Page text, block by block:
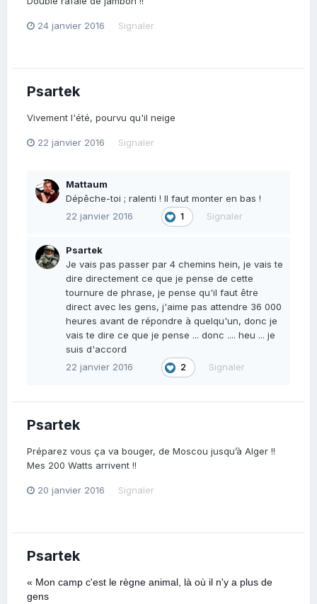
24 janvier 2016 Signaler
Psartek
Vivement l'été, pourvu qu'il neige
22 janvier 2016 Signaler
Mattaum
Dépêche-toi ; ralenti ! Il faut monter en bas !
22 janvier 2016
1 Signaler
Psartek
Je vais pas passer par 4 chemins hein, je vais te
dire directement ce que je pense de cette
tournure de phrase, je pense qu'il faut être
direct avec les gens, j'aime pas attendre 36 000
heures avant de répondre à quelqu'un, donc je
vais te dire ce que je pense ... donc .... heu ... je
suis d'accord
22 janvier 2016
2 Signaler
Psartek
Préparez vous ça va bouger, de Moscou jusqu’à Alger !!
Mes 200 Watts arrivent !!
20 janvier 2016 Signaler
Psartek
« Mon camp c'est le règne animal, là où il n'y a plus de
gens